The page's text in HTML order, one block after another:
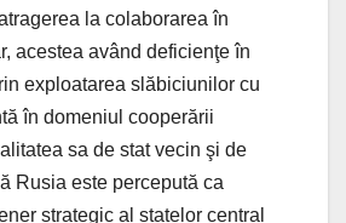
la colaborarea în
acestea având deficienţe în
exploatarea slăbiciunilor cu
în domeniul cooperării
sa de stat vecin şi de
Rusia este percepută ca
strategic al statelor central